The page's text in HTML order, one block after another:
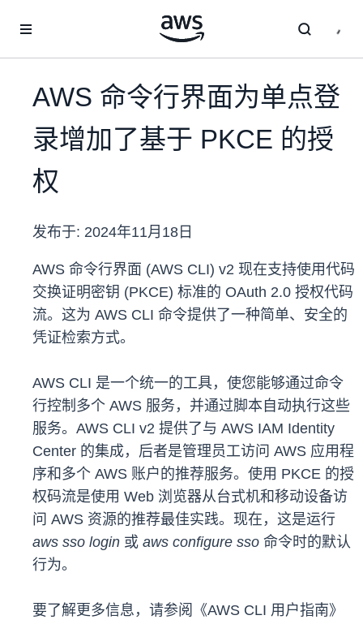
AWS 命令行界面为单点登
录增加了基于 PKCE 的授
权
发布于: 2024年11月18日
AWS 命令行界面 (AWS CLI) v2 现在支持使用代码
交换证明密钥 (PKCE) 标准的 OAuth 2.0 授权代码
流。这为 AWS CLI 命令提供了一种简单、安全的
凭证检索方式。
AWS CLI 是一个统一的工具，使您能够通过命令
行控制多个 AWS 服务，并通过脚本自动执行这些
服务。AWS CLI v2 提供了与 AWS IAM Identity
Center 的集成，后者是管理员工访问 AWS 应用程
序和多个 AWS 账户的推荐服务。使用 PKCE 的授
权码流是使用 Web 浏览器从台式机和移动设备访
问 AWS 资源的推荐最佳实践。现在，这是运行
aws sso login 或 aws configure sso 命令时的默认
行为。
要了解更多信息，请参阅《AWS CLI 用户指南》